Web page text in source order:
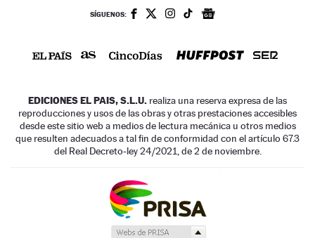
SÍGUENOS:
EDICIONES EL PAIS, S.L.U. realiza una reserva expresa de las
reproducciones y usos de las obras y otras prestaciones accesibles
desde este sitio web a medios de lectura mecánica u otros medios
que resulten adecuados a tal fin de conformidad con el artículo 67.3
del Real Decreto-ley 24/2021, de 2 de noviembre.